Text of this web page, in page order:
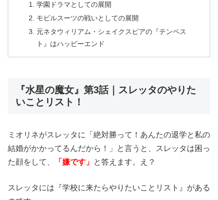
学園ドラマとしての展開
モビルスーツの戦いとしての展開
元ネタウィリアム・シェイクスピアの『テンペス
ト』はハッピーエンド
『水星の魔女』第3話｜スレッタのやりた
いことリスト！
ミオリネがスレッタに「絶対勝って！あんたの退学と私の
結婚がかかってるんだから！」と言うと、スレッタは困っ
た顔をして、
「嫌です」 と答えます。え？
スレッタには『学校に来たらやりたいことリスト』がある